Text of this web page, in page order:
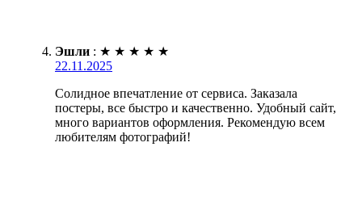
Эшли : ★ ★ ★ ★ ★
22.11.2025
Солидное впечатление от сервиса. Заказала
постеры, все быстро и качественно. Удобный сайт,
много вариантов оформления. Рекомендую всем
любителям фотографий!